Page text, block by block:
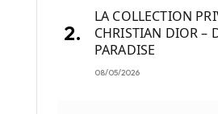
LA COLLECTION
CHRISTIAN DIOR –
PARADISE
08/05/2026